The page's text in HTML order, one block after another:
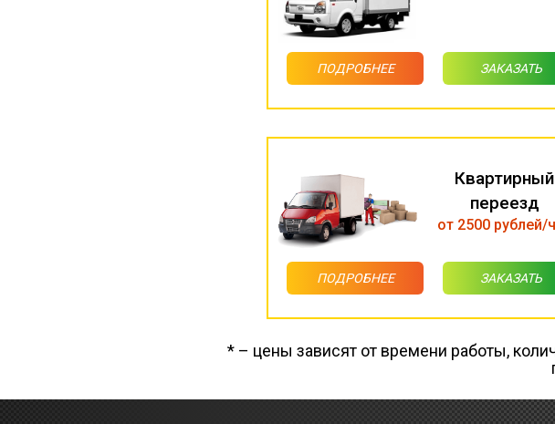
ПОДРОБНЕЕ ЗАКАЗАТЬ
Квартирный
переезд
от 2500 рублей/
ПОДРОБНЕЕ ЗАКАЗАТЬ
* – цены зависят от времени работы,